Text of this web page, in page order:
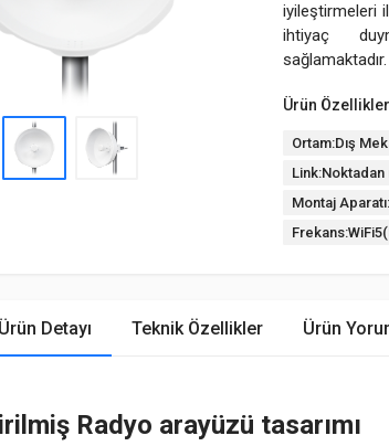
iyileştirmeleri
ihtiyaç
sağlamaktadır.
Ürün
Ortam:Dış
Montaj
Ürün Detayı Teknik Özellikler Ürün
Radyo arayüzü tasarımı